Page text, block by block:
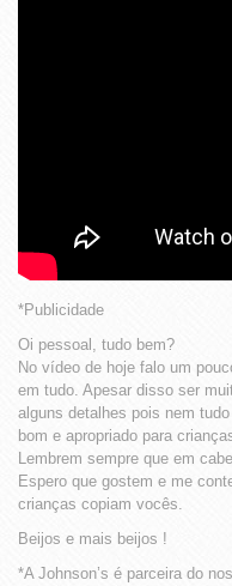
*Publicidade
Oi pessoal, tudo bem?
No vídeo de hoje falo um
em tudo. Apesar disso ser
alguns detalhes pois nem
bom e apropriado para
Lembrem sempre que em
Espero que gostem e me
crianças copiam vocês.
Beijos e mais beijos !
*A Johnson’s é parceira do